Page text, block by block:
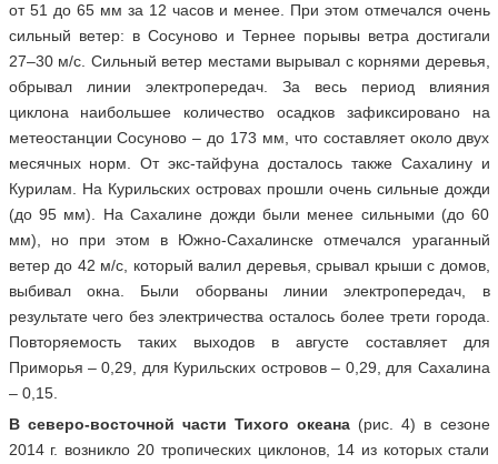
от 51 до 65 мм за 12 часов и менее. При этом отмечался очень
сильный ветер: в Сосуново и Тернее порывы ветра достигали
27–30 м/с. Сильный ветер местами вырывал с корнями деревья,
обрывал линии электропередач. За весь период влияния
циклона наибольшее количество осадков зафиксировано на
метеостанции Сосуново – до 173 мм, что составляет около двух
месячных норм. От экс-тайфуна досталось также Сахалину и
Курилам. На Курильских островах прошли очень сильные дожди
(до 95 мм). На Сахалине дожди были менее сильными (до 60
мм), но при этом в Южно-Сахалинске отмечался ураганный
ветер до 42 м/с, который валил деревья, срывал крыши с домов,
выбивал окна. Были оборваны линии электропередач, в
результате чего без электричества осталось более трети города.
Повторяемость таких выходов в августе составляет для
Приморья – 0,29, для Курильских островов – 0,29, для Сахалина
– 0,15.
В северо-восточной части Тихого океана (рис. 4) в сезоне
2014 г. возникло 20 тропических циклонов, 14 из которых стали